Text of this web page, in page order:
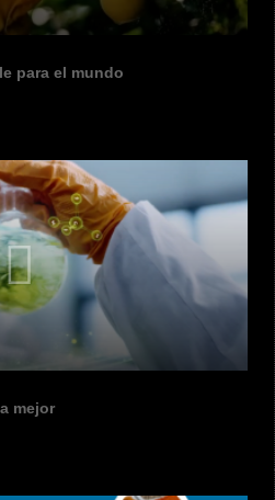
para el mundo
mejor